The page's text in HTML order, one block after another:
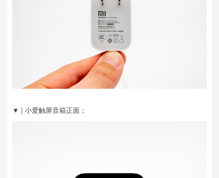
▼ | 小爱触屏音箱正面；